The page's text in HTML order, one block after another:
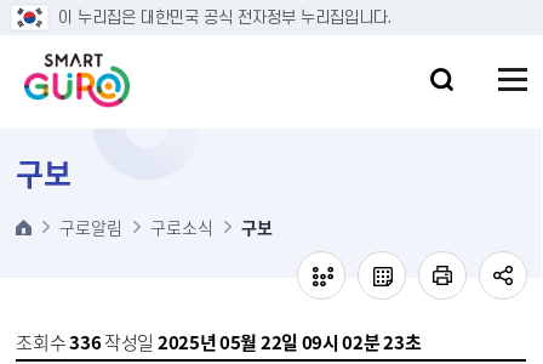
본문 바로가기
이 누리집은 대한민국 공식 전자정부 누리집입니다.
구보
구로알림 구로소식 구보
조회수336작성일 2025년 05월 22일 09시 02분 23초